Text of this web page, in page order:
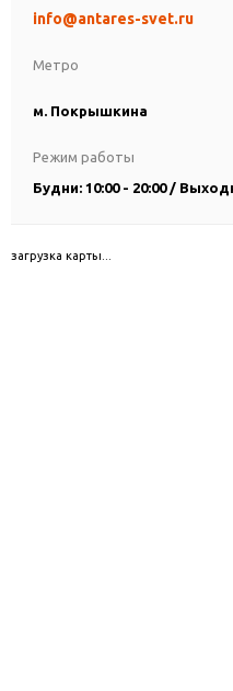
Метро
м. Покрышкина
info@antares-svet.ru
Режим работы
Будни: 10:00 - 20:00 /
загрузка карты...